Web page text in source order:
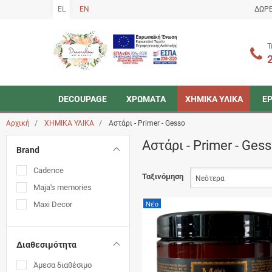
EL EN
DECOUPAGE ΧΡΩΜΑΤΑ ΧΗΜΙΚΑ ΥΛΙΚΑ
Αρχική ΧΗΜΙΚΑ ΥΛΙΚΑ Αστάρι - Primer - Gesso
Brand
Cadence
Maja's memories
Maxi Decor
Διαθεσιμότητα
Άμεσα διαθέσιμο
Αστάρι - Primer -
Ταξινόμηση
Νέο